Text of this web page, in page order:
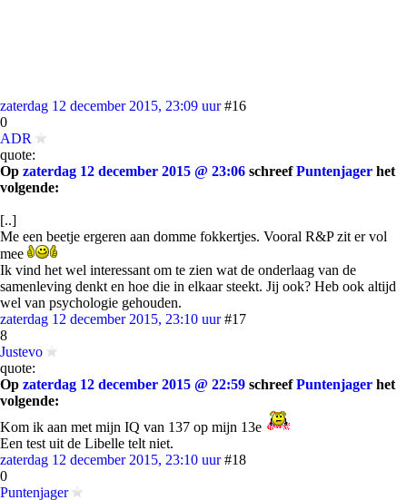
zaterdag 12 december 2015, 23:09 uur #16
0
ADR
quote:
Op zaterdag 12 december 2015 @ 23:06 schreefPuntenjager het
volgende:
[..]
Me een beetje ergeren aan domme fokkertjes. Vooral R&P zit er vol
mee
Ik vind het wel interessant om te zien wat de onderlaag van de
samenleving denkt en hoe die in elkaar steekt. Jij ook? Heb ook altijd
wel van psychologie gehouden.
zaterdag 12 december 2015, 23:10 uur #17
8
Justevo
quote:
Op zaterdag 12 december 2015 @ 22:59 schreefPuntenjager het
volgende:
Kom ik aan met mijn IQ van 137 op mijn 13e
Een test uit de Libelle telt niet.
zaterdag 12 december 2015, 23:10 uur #18
0
Puntenjager